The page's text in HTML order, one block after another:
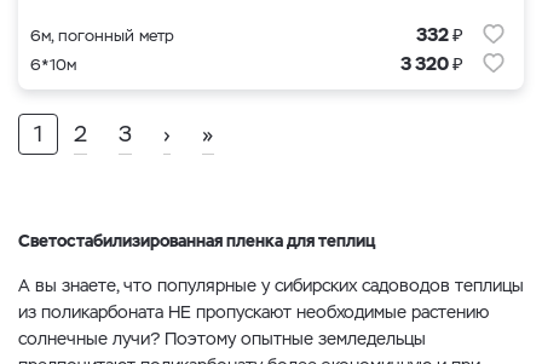
6м, погонный метр 332₽
6*10м 3 320₽
1 2 3 › »
Светостабилизированная пленка для теплиц
А вы знаете, что популярные у сибирских садоводов теплицы
из поликарбоната НЕ пропускают необходимые растению
солнечные лучи? Поэтому опытные земледельцы